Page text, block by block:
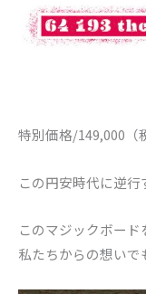
特別価格/149,000（
この円安時代に逆行
このマジックボー
私たちからの想いで